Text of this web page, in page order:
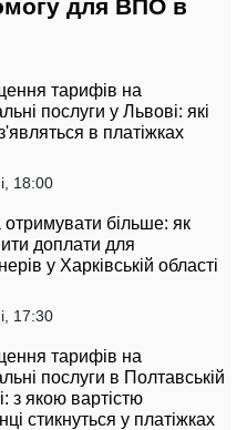
для ВПО в
тарифів на
послуги у Львові: які
в платіжках
18:00
більше: як
доплати для
у Харківській області
17:30
тарифів на
послуги в Полтавській
з якою вартістю
стикнуться у платіжках